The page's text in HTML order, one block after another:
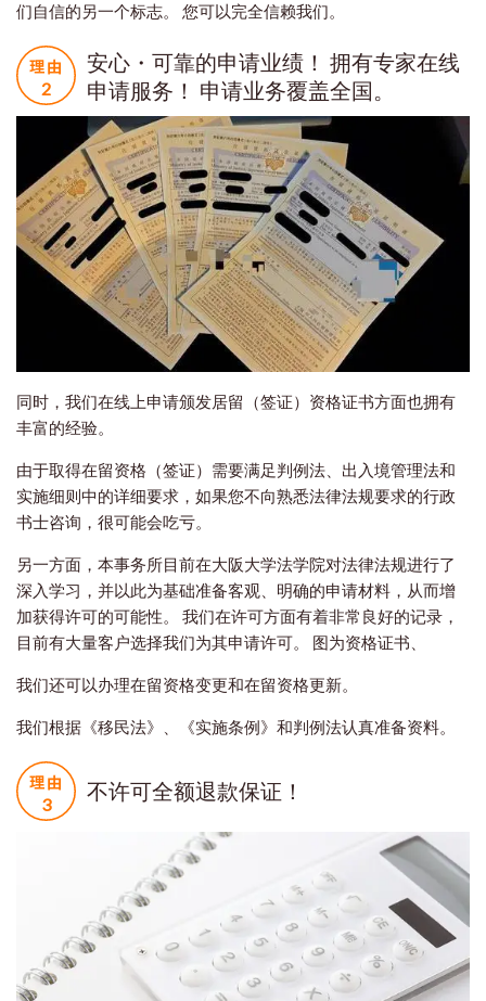
们自信的另一个标志。 您可以完全信赖我们。
安心・可靠的申请业绩！ 拥有专家在线
申请服务！ 申请业务覆盖全国。
同时，我们在线上申请颁发居留（签证）资格证书方面也拥有
丰富的经验。
由于取得在留资格（签证）需要满足判例法、出入境管理法和
实施细则中的详细要求，如果您不向熟悉法律法规要求的行政
书士咨询，很可能会吃亏。
另一方面，本事务所目前在大阪大学法学院对法律法规进行了
深入学习，并以此为基础准备客观、明确的申请材料，从而增
加获得许可的可能性。 我们在许可方面有着非常良好的记录，
目前有大量客户选择我们为其申请许可。 图为资格证书、
我们还可以办理在留资格变更和在留资格更新。
我们根据《移民法》、《实施条例》和判例法认真准备资料。
不许可全额退款保证！